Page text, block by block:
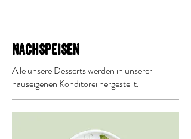
Nachspeisen
Alle unsere Desserts werden in unserer
hauseigenen Konditorei hergestellt.